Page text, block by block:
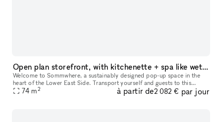
Open plan storefront, with kitchenette + spa like wetroom. A unique NY showroom.
Welcome to Sommwhere, a sustainably designed pop-up space in the
heart of the Lower East Side. Transport yourself and guests to this
stylish, minimalist space conveniently located on Ludlow between H
74 m2 à partir de2 082 € par jour